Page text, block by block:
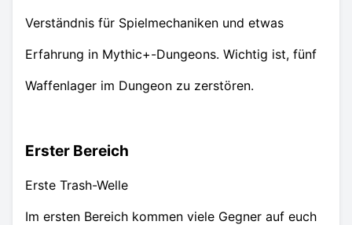
Verständnis für Spielmechaniken und etwas
Erfahrung in Mythic+-Dungeons. Wichtig ist, fünf
Waffenlager im Dungeon zu zerstören.
Erster Bereich
Erste Trash-Welle
Im ersten Bereich kommen viele Gegner auf euch